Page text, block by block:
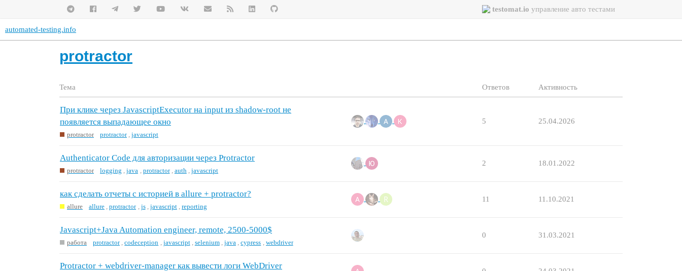
testomat.io управление авто тестами
automated-testing.info
protractor
Тема Ответов Активность
При клике через JavascriptExecutor на input из shadow-root не
появляется выпадающее окно
protractor protractor ,javascript
5 25.04.2026
Authenticator Code для авторизации через Protractor
protractor logging ,java protractor auth ,javascript
2 18.01.2022
как сделать отчеты с историей в allure + protractor?
allure allure ,protractor js javascript ,reporting
11 11.10.2021
Javascript+Java Automation engineer, remote, 2500-5000$
работа protractor ,codeception javascript selenium ,java ,cypress webdriver
0 31.03.2021
Protractor + webdriver-manager как вывести логи WebDriver